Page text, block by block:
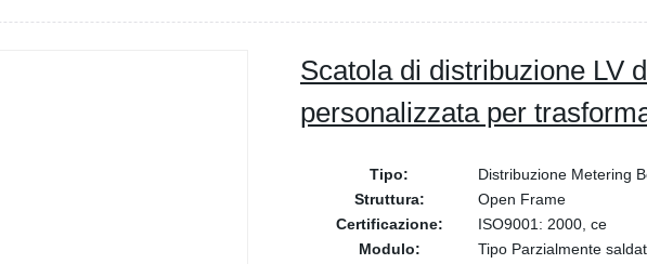
Scatola di distribuzione LV
personalizzata per
Tipo:
Distribuzione Metering
Struttura:
Open Frame
Certificazione:
ISO9001: 2000, ce
Modulo:
Tipo Parzialmente